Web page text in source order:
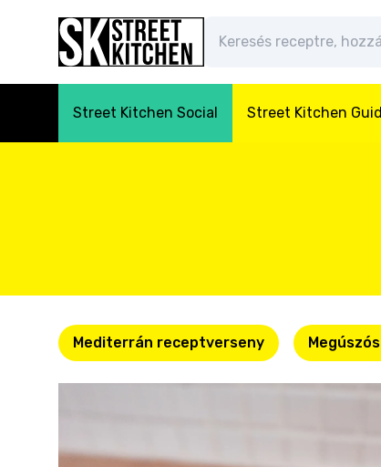
Street Kitchen Social Street Kitchen
Mediterrán receptverseny